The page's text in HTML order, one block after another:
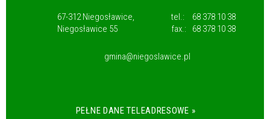
67-312 Niegosławice,
Niegosławice 55
tel.:
68 378 10 38
fax.:
68 378 10 38
gmina@niegoslawice.pl
PEŁNE DANE TELEADRESOWE »